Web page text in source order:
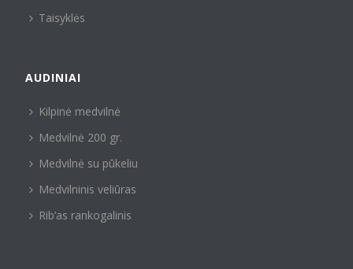
Taisyklės
AUDINIAI
Kilpinė medvilnė
Medvilnė 200 gr.
Medvilnė su pūkeliu
Medvilninis veliūras
Rib’as rankogalinis